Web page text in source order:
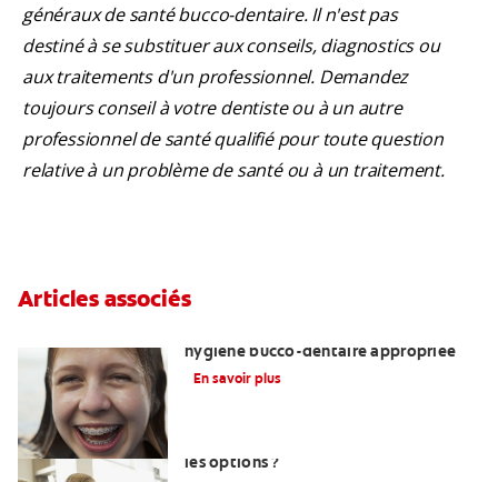
généraux de santé bucco-dentaire. Il n'est pas
destiné à se substituer aux conseils, diagnostics ou
aux traitements d'un professionnel. Demandez
toujours conseil à votre dentiste ou à un autre
professionnel de santé qualifié pour toute question
relative à un problème de santé ou à un traitement.
Articles associés
hygiène bucco-dentaire appropriée
En savoir plus
les options ?